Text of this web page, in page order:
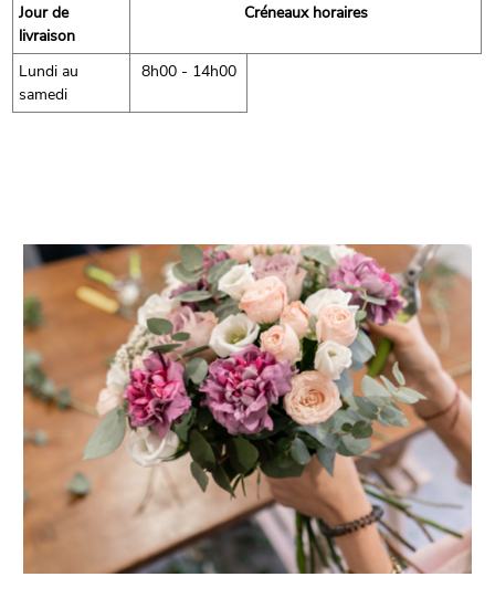
Jour de
livraison
Créneaux horaires
Lundi au
samedi
8h00 - 14h00